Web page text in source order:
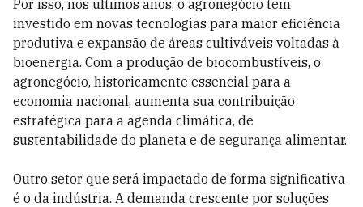
Por isso, nos últimos anos, o agronegócio tem
investido em novas tecnologias para maior eficiência
produtiva e expansão de áreas cultiváveis voltadas à
bioenergia. Com a produção de biocombustíveis, o
agronegócio, historicamente essencial para a
economia nacional, aumenta sua contribuição
estratégica para a agenda climática, de
sustentabilidade do planeta e de segurança alimentar.
Outro setor que será impactado de forma significativa
é o da indústria. A demanda crescente por soluções